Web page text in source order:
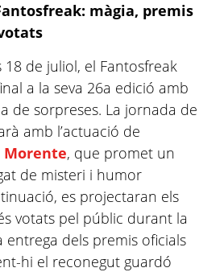
màgia, premis
de juliol, el Fantosfreak
a la seva 26a edició amb
de sorpreses. La jornada de
amb l’actuació de
Morente, que promet un
de misteri i humor
es projectaran els
votats pel públic durant la
entrega dels premis oficials
hi el reconegut guardó